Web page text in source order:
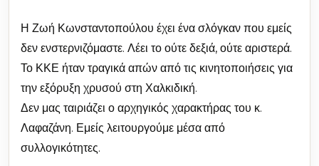
Η Ζωή Κωνσταντοπούλου έχει ένα σλόγκαν που εμείς
δεν ενστερνιζόμαστε. Λέει το ούτε δεξιά, ούτε αριστερά.
Το ΚΚΕ ήταν τραγικά απών από τις κινητοποιήσεις για
την εξόρυξη χρυσού στη Χαλκιδική.
Δεν μας ταιριάζει ο αρχηγικός χαρακτήρας του κ.
Λαφαζάνη. Εμείς λειτουργούμε μέσα από
συλλογικότητες.